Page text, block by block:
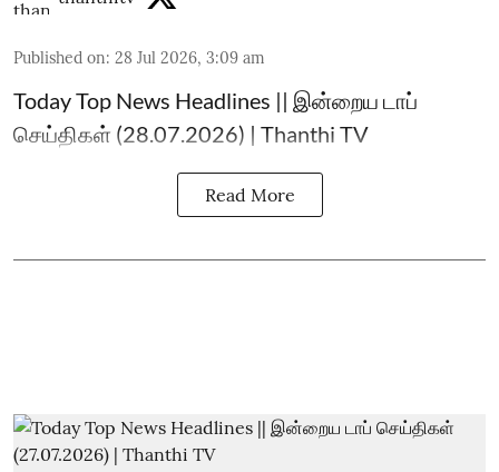
Published on: 28 Jul 2026, 3:09 am
Today Top News Headlines || இன்றைய டாப்
செய்திகள் (28.07.2026) | Thanthi TV
Read More